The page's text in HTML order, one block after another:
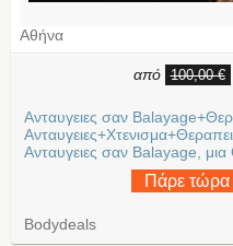
Αθήνα
από 100,00 €
Ανταυγειες σαν
Ανταυγειες σαν Balayage, μια
Πάρε
Bodydeals